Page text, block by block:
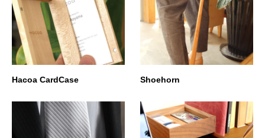
Hacoa CardCase Shoehorn